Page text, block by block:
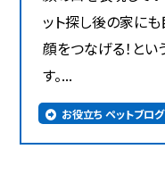
ット探し後の家に
顔をつなげる！と
す。...
お役立ち ペットブログ